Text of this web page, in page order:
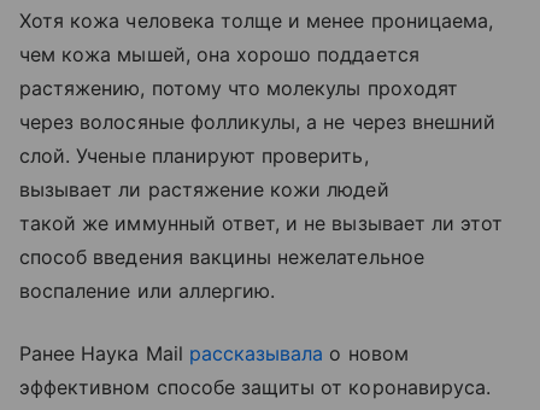
Хотя кожа человека толще и менее проницаема,
чем кожа мышей, она хорошо поддается
растяжению, потому что молекулы проходят
через волосяные фолликулы, а не через внешний
слой. Ученые планируют проверить,
вызывает ли растяжение кожи людей
такой же иммунный ответ, и не вызывает ли этот
способ введения вакцины нежелательное
воспаление или аллергию.
Ранее Наука Mail рассказывала о новом
эффективном способе защиты от коронавируса.